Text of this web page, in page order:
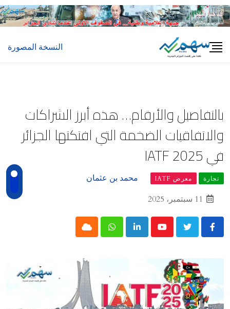
Skip
to
النسخة المصورة
بالتفاصيل والأرقام… هذه أبرز الشراكات
والاتفاقيات الضخمة التي افتكتها الجزائر
في IATF 2025
تجارة معرض IATF
محمد بن عثمان
11 سبتمبر، 2025
Youtube
LinkedIn
Whatsapp
Cloud